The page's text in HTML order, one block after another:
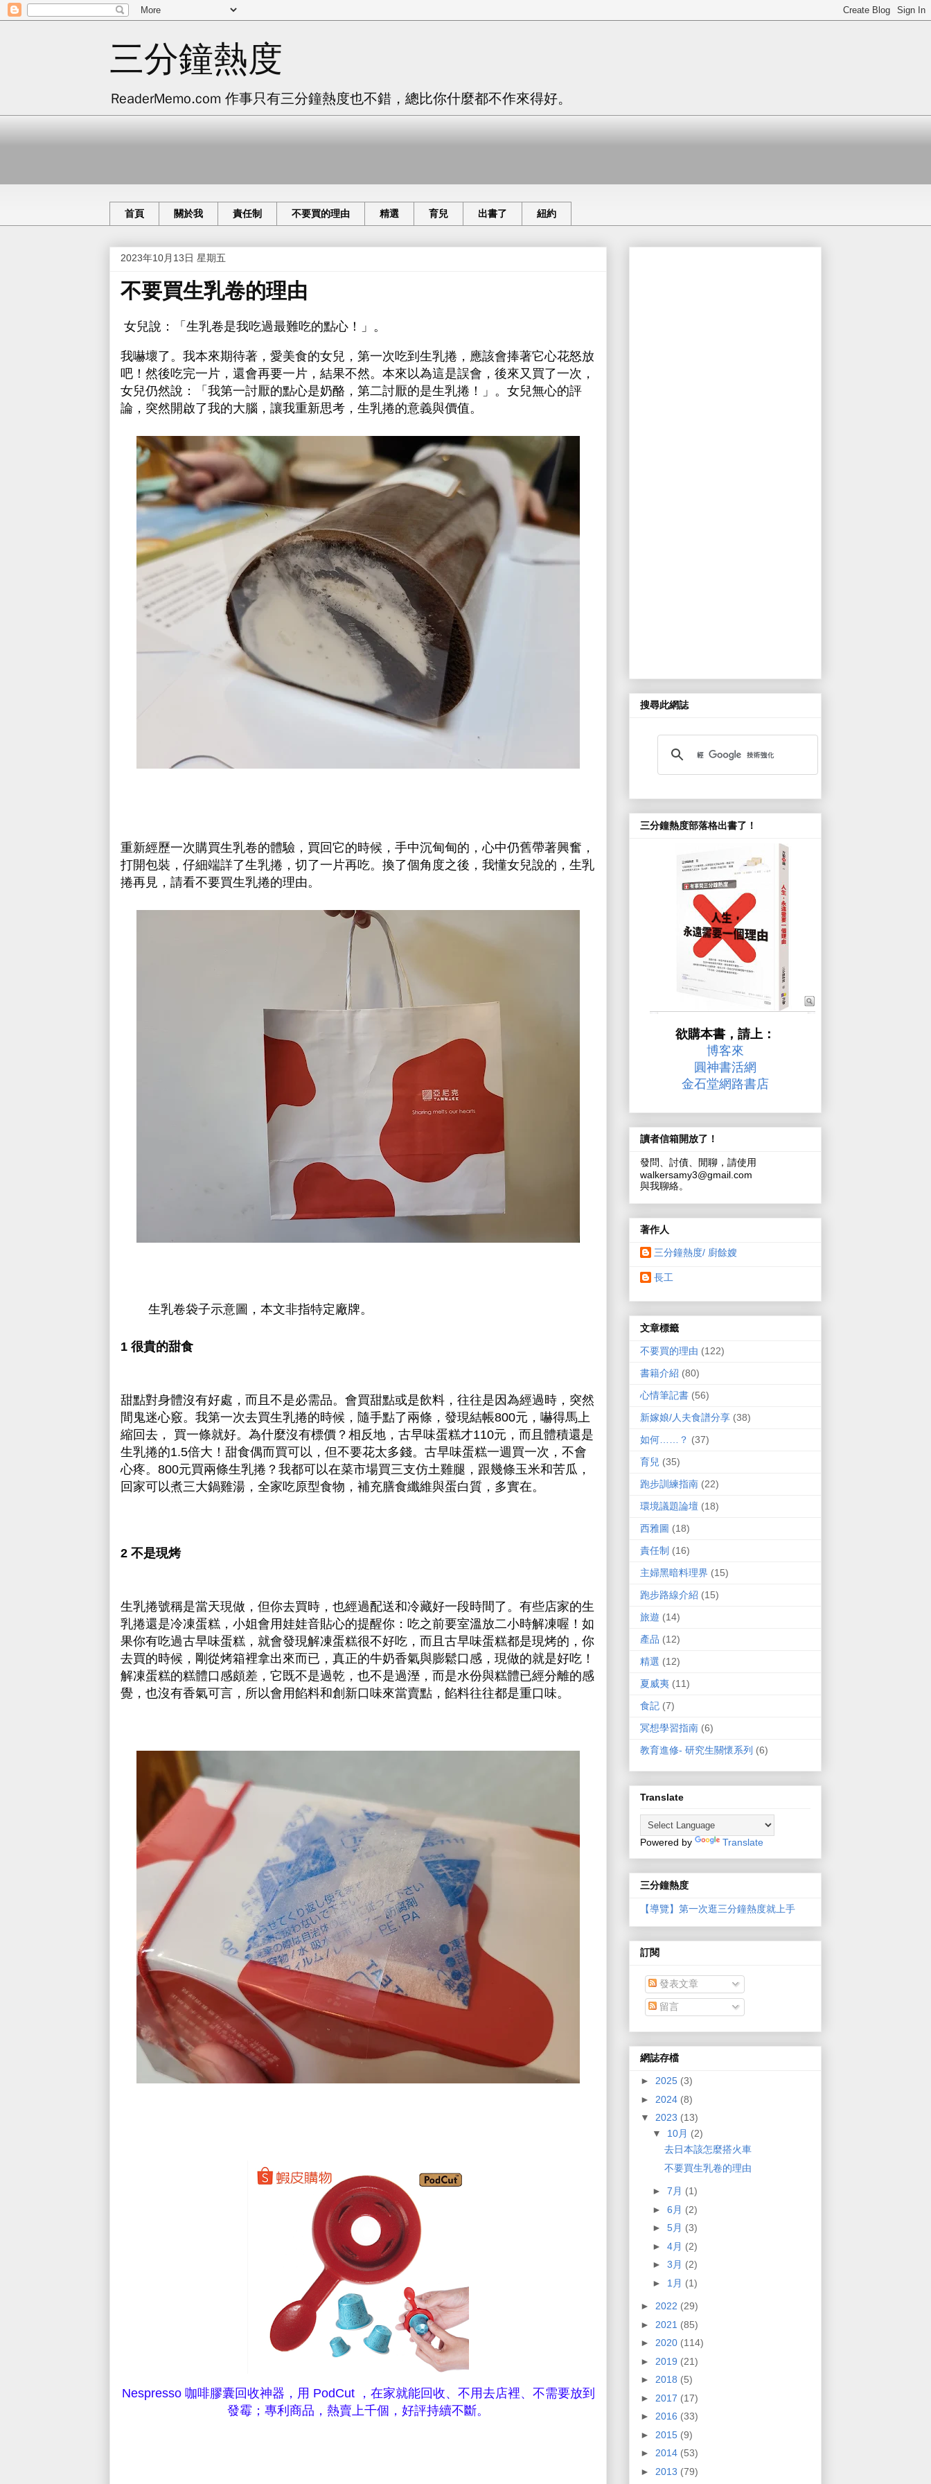
三分鐘熱度
ReaderMemo.com 作事只有三分鐘熱度也不錯，總比你什麼都不作來得好。
首頁 關於我 責任制 不要買的理由 精選 育兒 出書了 紐約
2023年10月13日 星期五
不要買生乳卷的理由
女兒說：「生乳卷是我吃過最難吃的點心！」。
我嚇壞了。我本來期待著，愛美食的女兒，第一次吃到生乳捲，應該會捧著它心花怒放
吧！然後吃完一片，還會再要一片，結果不然。本來以為這是誤會，後來又買了一次，
女兒仍然說：「我第一討厭的點心是奶酪，第二討厭的是生乳捲！」。女兒無心的評
論，突然開啟了我的大腦，讓我重新思考，生乳捲的意義與價值。
重新經歷一次購買生乳卷的體驗，買回它的時候，手中沉甸甸的，心中仍舊帶著興奮，
打開包裝，仔細端詳了生乳捲，切了一片再吃。換了個角度之後，我懂女兒說的，生乳
捲再見，請看不要買生乳捲的理由。
生乳卷袋子示意圖，本文非指特定廠牌。
1 很貴的甜食
甜點對身體沒有好處，而且不是必需品。會買甜點或是飲料，往往是因為經過時，突然
間鬼迷心竅。我第一次去買生乳捲的時候，隨手點了兩條，發現結帳800元，嚇得馬上
縮回去， 買一條就好。為什麼沒有標價？相反地，古早味蛋糕才110元，而且體積還是
生乳捲的1.5倍大！甜食偶而買可以，但不要花太多錢。古早味蛋糕一週買一次，不會
心疼。800元買兩條生乳捲？我都可以在菜市場買三支仿土雞腿，跟幾條玉米和苦瓜，
回家可以煮三大鍋雞湯，全家吃原型食物，補充膳食纖維與蛋白質，多實在。
2 不是現烤
生乳捲號稱是當天現做，但你去買時，也經過配送和冷藏好一段時間了。有些店家的生
乳捲還是冷凍蛋糕，小姐會用娃娃音貼心的提醒你：吃之前要室溫放二小時解凍喔！如
果你有吃過古早味蛋糕，就會發現解凍蛋糕很不好吃，而且古早味蛋糕都是現烤的，你
去買的時候，剛從烤箱裡拿出來而已，真正的牛奶香氣與膨鬆口感，現做的就是好吃！
解凍蛋糕的糕體口感頗差，它既不是過乾，也不是過溼，而是水份與糕體已經分離的感
覺，也沒有香氣可言，所以會用餡料和創新口味來當賣點，餡料往往都是重口味。
Nespresso 咖啡膠囊回收神器，用 PodCut ，在家就能回收、不用去店裡、不需要放到
發霉；專利商品，熱賣上千個，好評持續不斷。
搜尋此網誌
三分鐘熱度部落格出書了！
欲購本書，請上：
博客來
圓神書活網
金石堂網路書店
讀者信箱開放了！
發問、討債、閒聊，請使用
walkersamy3@gmail.com
與我聊絡。
著作人
三分鐘熱度/ 廚餘嫂
長工
文章標籤
不要買的理由 (122)
書籍介紹 (80)
心情筆記書 (56)
新嫁娘/人夫食譜分享 (38)
如何……？ (37)
育兒 (35)
跑步訓練指南 (22)
環境議題論壇 (18)
西雅圖 (18)
責任制 (16)
主婦黑暗料理界 (15)
跑步路線介紹 (15)
旅遊 (14)
產品 (12)
精選 (12)
夏威夷 (11)
食記 (7)
冥想學習指南 (6)
教育進修- 研究生關懷系列 (6)
Translate
Powered by Translate
三分鐘熱度
【導覽】第一次逛三分鐘熱度就上手
訂閱
發表文章
留言
網誌存檔
► 2025 (3)
► 2024 (8)
▼ 2023 (13)
▼ 10月 (2)
去日本該怎麼搭火車
不要買生乳卷的理由
► 7月 (1)
► 6月 (2)
► 5月 (3)
► 4月 (2)
► 3月 (2)
► 1月 (1)
► 2022 (29)
► 2021 (85)
► 2020 (114)
► 2019 (21)
► 2018 (5)
► 2017 (17)
► 2016 (33)
► 2015 (9)
► 2014 (53)
► 2013 (79)